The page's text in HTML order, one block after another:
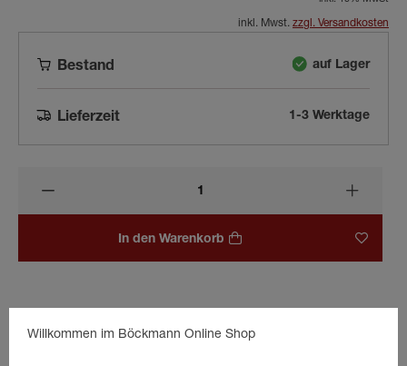
inkl. Mwst. zzgl. Versandkosten
Bestand auf Lager
Lieferzeit 1-3 Werktage
In den Warenkorb
Beschreibung
Willkommen im Böckmann Online Shop